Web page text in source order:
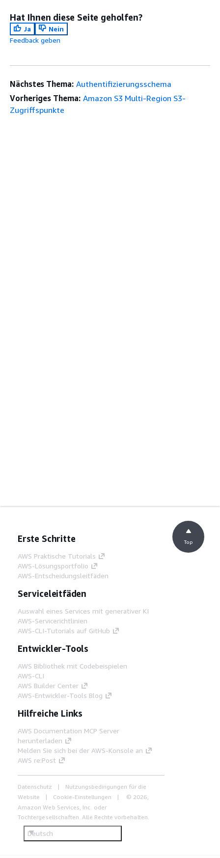
Hat Ihnen diese Seite geholfen?
Ja
Nein
Feedback geben
Nächstes Thema: Authentifizierungsschema
Vorheriges Thema: Amazon S3 Multi-Region S3-
Zugriffspunkte
Erste Schritte
AWS Praktische Tutorials
AWS-Lösungsportfolio
AWS-Entscheidungsleitfäden
Serviceleitfäden
Auswahl eines Services mit generativer KI
AWS-Servicerichtlinien
AWS-CLI-Tutorials auf GitHub
Entwickler-Tools
AWS Bibliothek mit Codebeispielen
AWS-CLI
AWS Builder Center
AWS-Entwickler-Tools Blog
Hilfreiche Links
AWS Documentation MCP Server
herunterladen
Melden Sie sich bei der AWS-Konsole an
AWS re:Post
Datenschutz
Nutzungsbedingungen für die
Website
Cookie-Einstellungen
© 2026,
Amazon Web Services, Inc. oder
Tochtergesellschaften. Alle Rechte vorbehalten.
Deutsch
Top